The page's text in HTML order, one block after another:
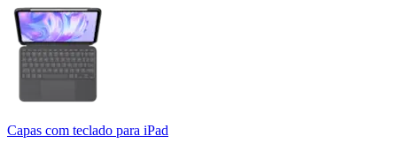
Capas com teclado para iPad